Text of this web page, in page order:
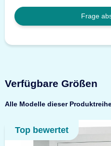
Frage
Verfügbare Größen
Alle Modelle dieser
Top bewertet